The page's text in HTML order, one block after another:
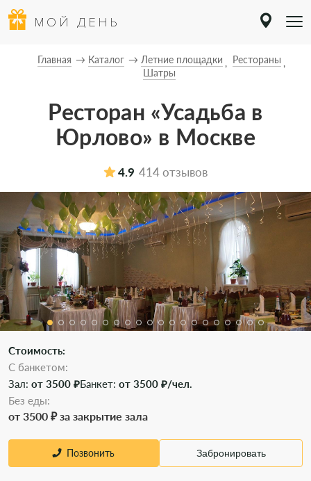
МОЙ ДЕНЬ
Главная Каталог Летние площадки
Рестораны
Шатры
Ресторан «Усадьба в
Юрлово» в Москве
4.9 414 отзывов
Стоимость:
С банкетом:
Зал: от 3500 ₽Банкет: от 3500 ₽/чел.
Без еды:
от 3500 ₽ за закрытие зала
Позвонить Забронировать